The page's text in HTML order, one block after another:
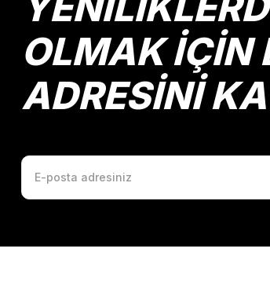
Ürün fiyatı diğer sitelerden daha pahalı.
Bu ürüne benzer farklı alternatifler olmalı.
OLMAK İÇİN
ADRESİNİ